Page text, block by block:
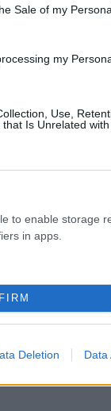
Sale of my
my
Use,
Is Unrelated
to enable storage
in apps.
Deletion Data